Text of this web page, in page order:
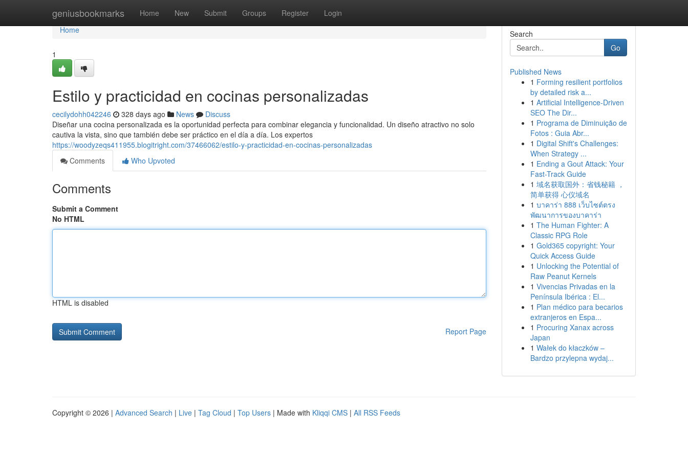
geniusbookmarks Home New Submit Groups Register Login
Home
Home
1
Estilo y practicidad en cocinas personalizadas
cecilydohh042246 328 days ago News
Discuss
Diseñar una cocina personalizada es la oportunidad perfecta para combinar elegancia y funcionalidad. Un diseño atractivo no solo
cautiva la vista, sino que también debe ser práctico en el día a día. Los expertos
https://woodyzeqs411955.blogitright.com/37466062/estilo-y-practicidad-en-cocinas-personalizadas
Comments
Who Upvoted
Comments
Submit a Comment
No HTML
HTML is disabled
Report Page
Search
Go
Published News
1 Forming resilient portfolios
by detailed risk a...
1 Artificial Intelligence-Driven
SEO The Dir...
1 Programa de Diminuição de
Fotos : Guia Abr...
1 Digital Shift's Challenges:
When Strategy ...
1 Ending a Gout Attack: Your
Fast-Track Guide
1 域名获取国外：省钱秘籍 ，
简单获得 心仪域名
1 บาคาร่า 888 เว็บไซต์ตรง
พัฒนาการของบาคาร่า
1 The Human Fighter: A
Classic RPG Role
1 Gold365 copyright: Your
Quick Access Guide
1 Unlocking the Potential of
Raw Peanut Kernels
1 Vivencias Privadas en la
Península Ibérica : El...
1 Plan médico para becarios
extranjeros en Espa...
1 Procuring Xanax across
Japan
1 Wałek do kłaczków –
Bardzo przylepna wydaj...
Copyright © 2026 | Advanced Search | Live | Tag Cloud | Top Users | Made with Kliqqi CMS | All RSS Feeds